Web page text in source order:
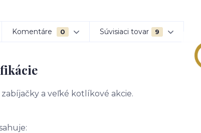
Komentáre 0 Súvisiaci tovar 9
a veľké kotlíkové akcie.